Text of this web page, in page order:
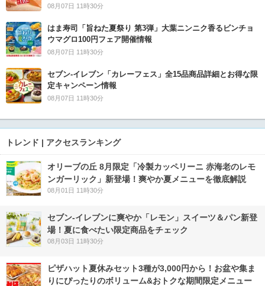
08月07日 11時30分
はま寿司「旨ねた夏祭り 第3弾」大葉ニンニク香るビンチョ
ウマグロ100円フェア開催情報
08月07日 11時30分
セブン‐イレブン「カレーフェス」全15品商品詳細とお得な限
定キャンペーン情報
08月07日 11時30分
トレンド | アクセスランキング
オリーブの丘 8月限定「冷製カッペリーニ 赤海老のレモ
ンガーリック」新登場！爽やか夏メニューを徹底解説
08月01日 11時30分
セブン‐イレブンに爽やか「レモン」スイーツ＆パン新登
場！夏に食べたい限定商品をチェック
08月03日 11時30分
ピザハット夏休みセット3種が3,000円から！お盆や集ま
りにぴったりのボリューム&おトクな期間限定メニュー